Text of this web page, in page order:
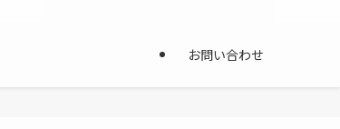
お問い合わせ